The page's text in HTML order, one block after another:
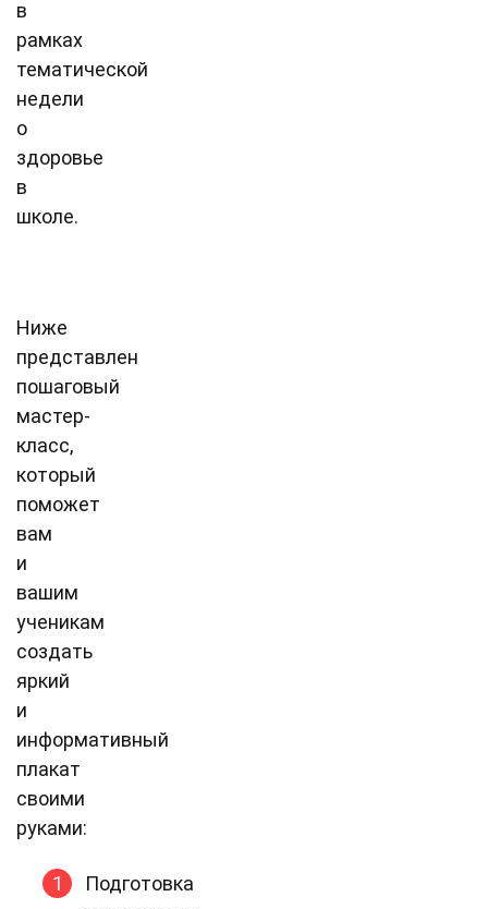
в
рамках
тематической
недели
о
здоровье
в
школе.
Ниже
представлен
пошаговый
мастер-
класс,
который
поможет
вам
и
вашим
ученикам
создать
яркий
и
информативный
плакат
своими
руками:
Подготовка